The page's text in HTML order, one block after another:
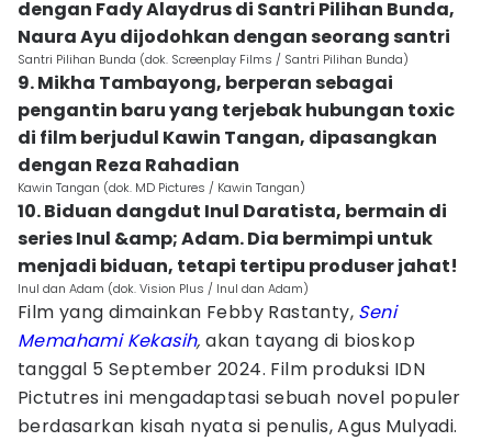
dengan Fady Alaydrus di Santri Pilihan Bunda,
Naura Ayu dijodohkan dengan seorang santri
Santri Pilihan Bunda (dok. Screenplay Films / Santri Pilihan Bunda)
9. Mikha Tambayong, berperan sebagai
pengantin baru yang terjebak hubungan toxic
di film berjudul Kawin Tangan, dipasangkan
dengan Reza Rahadian
Kawin Tangan (dok. MD Pictures / Kawin Tangan)
10. Biduan dangdut Inul Daratista, bermain di
series Inul &amp; Adam. Dia bermimpi untuk
menjadi biduan, tetapi tertipu produser jahat!
Inul dan Adam (dok. Vision Plus / Inul dan Adam)
Film yang dimainkan Febby Rastanty, Seni
Memahami Kekasih,akan tayang di bioskop
tanggal 5 September 2024. Film produksi IDN
Pictutres ini mengadaptasi sebuah novel populer
berdasarkan kisah nyata si penulis, Agus Mulyadi.